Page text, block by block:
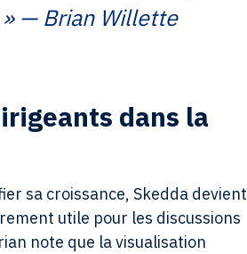
— Brian Willette
dans la
sa croissance, Skedda devient
utile pour les discussions
note que la visualisation